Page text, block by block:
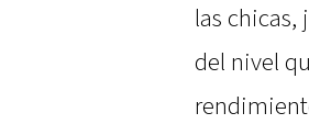
las
del nivel